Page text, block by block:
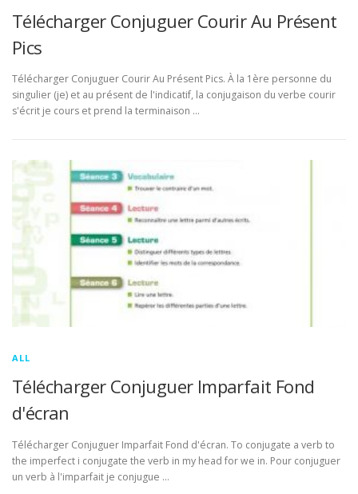
Télécharger Conjuguer Courir Au Présent
Pics
Télécharger Conjuguer Courir Au Présent Pics. À la 1ère personne du
singulier (je) et au présent de l'indicatif, la conjugaison du verbe courir
s'écrit je cours et prend la terminaison …
ALL
Télécharger Conjuguer Imparfait Fond
d'écran
Télécharger Conjuguer Imparfait Fond d'écran. To conjugate a verb to
the imperfect i conjugate the verb in my head for we in. Pour conjuguer
un verb à l'imparfait je conjugue …